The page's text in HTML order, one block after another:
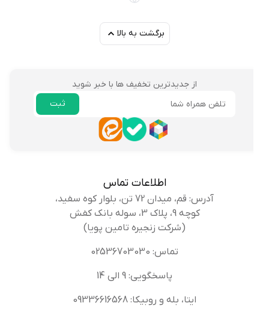
برگشت به بالا
از جدیدترین تخفیف ها با خبر شوید
اطلاعات تماس
آدرس: قم، میدان 72 تن، بلوار کوه سفید،
کوچه 9، پلاک 3، سوله بانک کفش
(شرکت زنجیره تامین پویا)
تماس: 02536703030
پاسخگویی: 9 الی 14
ایتا، بله و روبیکا: 09336616568